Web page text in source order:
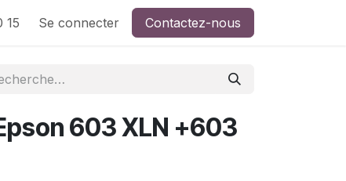
15 Se connecter Contactez-nous
603 XLN +603